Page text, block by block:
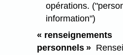
opérations.
information")
« renseignements
personnels »